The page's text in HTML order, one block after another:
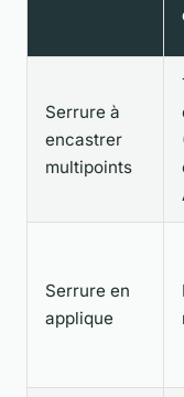
Serrure à
encastrer
multipoints
Serrure en
applique